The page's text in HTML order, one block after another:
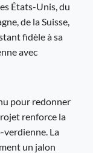
États-Unis, du
de la Suisse,
fidèle à sa
avec
pour redonner
renforce la
La
un jalon